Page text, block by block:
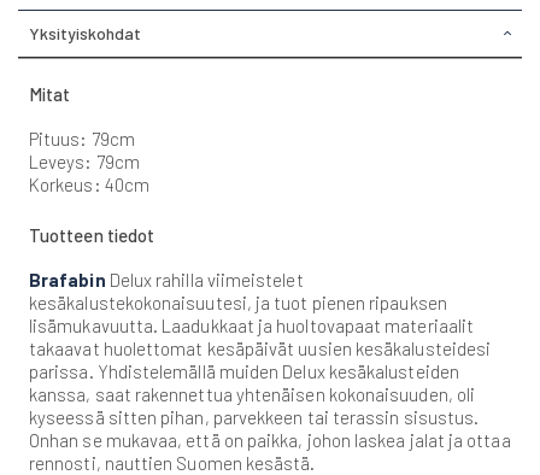
Yksityiskohdat
Mitat
Pituus: 79cm
Leveys: 79cm
Korkeus: 40cm
Tuotteen tiedot
Brafabin Delux rahilla viimeistelet
kesäkalustekokonaisuutesi, ja tuot pienen ripauksen
lisämukavuutta. Laadukkaat ja huoltovapaat materiaalit
takaavat huolettomat kesäpäivät uusien kesäkalusteidesi
parissa. Yhdistelemällä muiden Delux kesäkalusteiden
kanssa, saat rakennettua yhtenäisen kokonaisuuden, oli
kyseessä sitten pihan, parvekkeen tai terassin sisustus.
Onhan se mukavaa, että on paikka, johon laskea jalat ja ottaa
rennosti, nauttien Suomen kesästä.